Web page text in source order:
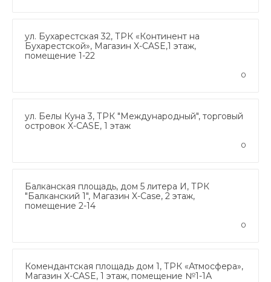
ул. Бухарестская 32, ТРК «Континент на
Бухарестской», Магазин X-CASE,1 этаж,
помещение 1-22
0
ул. Белы Куна 3, ТРК "Международный", торговый
островок X-CASE, 1 этаж
0
Балканская площадь, дом 5 литера И, ТРК
"Балканский 1", Магазин X-Case, 2 этаж,
помещение 2-14
0
Комендантская площадь дом 1, ТРК «Атмосфера»,
Магазин X-CASE, 1 этаж, помещение №1-1А